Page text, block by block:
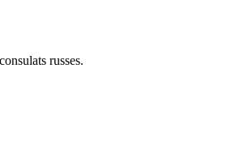
russes.